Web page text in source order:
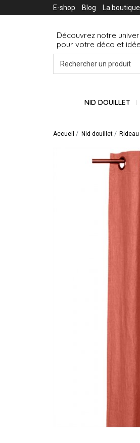
E-shop Blog La boutique
Découvrez notre
pour votre déco et
NID DOUILLET
Accueil Nid douillet